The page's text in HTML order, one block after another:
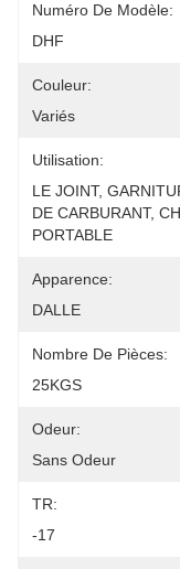
Numéro De Modèle:
DHF
Couleur:
Variés
Utilisation:
LE JOINT,
DE CARBURANT,
PORTABLE
Apparence:
DALLE
Nombre De Pièces:
25KGS
Odeur:
Sans Odeur
TR:
-17